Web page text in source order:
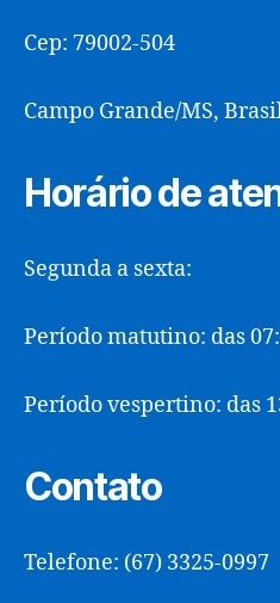
Cep: 79002-504
Campo Grande/MS,
Horário de
Segunda a sexta:
Período matutino: das
Período vespertino: das
Contato
Telefone: (67) 3325-0997